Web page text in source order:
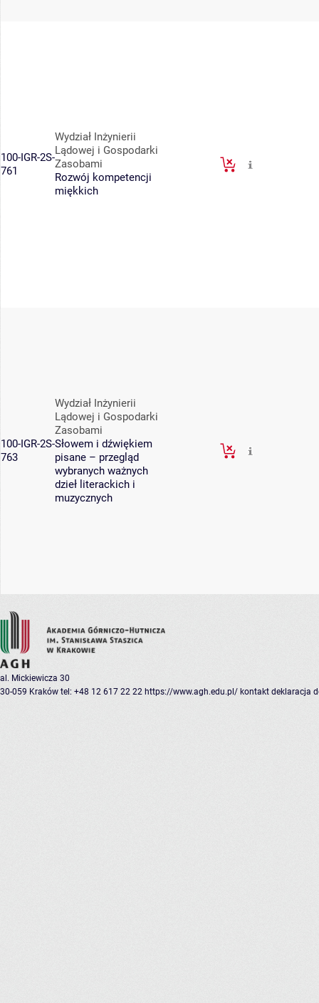
100-IGR-2S-
761
Wydział Inżynierii
Lądowej i Gospodarki
Zasobami
Rozwój kompetencji
miękkich
100-IGR-2S-
763
Wydział Inżynierii
Lądowej i Gospodarki
Zasobami
Słowem i dźwiękiem
pisane – przegląd
wybranych ważnych
dzieł literackich i
muzycznych
al. Mickiewicza 30
30-059 Kraków tel: +48 12 617 22 22 https://www.agh.edu.pl/ kontakt deklaracja